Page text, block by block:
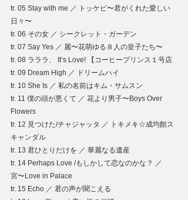
tr. 05 Stay with me ／ トッケビ〜君がくれた愛しい
日々〜
tr. 06 その女 ／ シークレット・ガーデン
tr. 07 Say Yes ／ 麗〜花萌ゆる８人の皇子たち〜
tr. 08 ラララ、 It‘s Love! 【コーヒープリンス１号店
tr. 09 Dream High ／ ドリームハイ
tr. 10 She Is ／ 私の名前はキム・サムスン
tr. 11 僕の頭が悪くて ／ 花より男子〜Boys Over
Flowers
tr. 12 見つけた/チャジャッタ ／ トキメキ☆成均館ス
キャンダル
tr. 13 君ひとりだけを ／ 華麗なる遺産
tr. 14 Perhaps Love /もしかして恋なのかな？ ／
宮〜Love in Palace
tr. 15 Echo ／ 君の声が聞こえる